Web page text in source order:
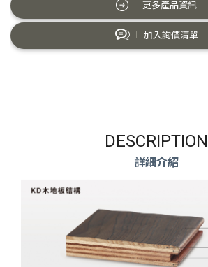
更多產品資訊
加入詢價清單
DESCRIPTION
詳細介紹